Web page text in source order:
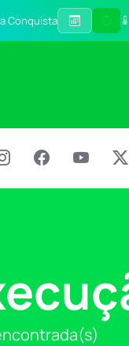
Conquista